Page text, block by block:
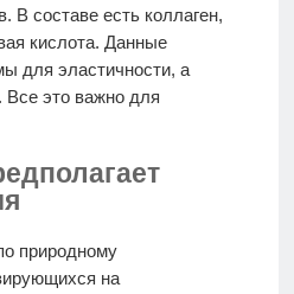
В составе есть коллаген,
кислота. Данные
для эластичности, а
Все это важно для
природному
на